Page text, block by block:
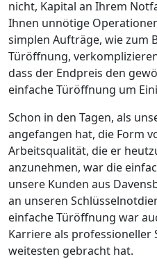
nicht, Kapital an Ihrem
Ihnen unnötige
simplen Aufträge, wie zum
Türöffnung,
dass der Endpreis den
einfache Türöffnung um
Schon in den Tagen, als
angefangen hat, die Form
Arbeitsqualität, die er
anzunehmen, war die
unsere Kunden aus
an unseren
einfache Türöffnung war
Karriere als professioneller
weitesten gebracht hat.